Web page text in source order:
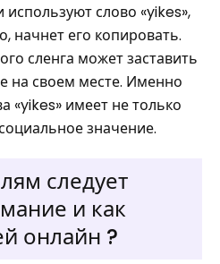
используют слово «yikes»,
начнет его копировать.
сленга может заставить
на своем месте. Именно
«yikes» имеет не только
значение.
следует
и как
онлайн ?